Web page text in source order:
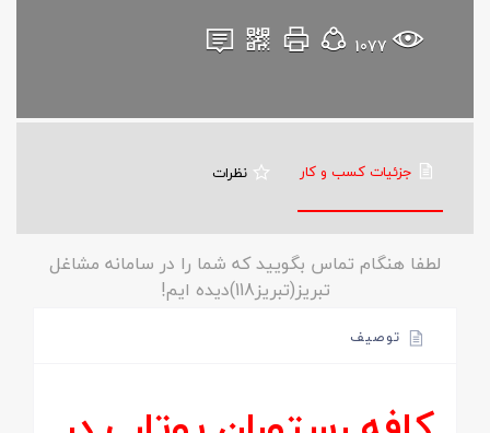
1077
جزئیات کسب و کار نظرات
لطفا هنگام تماس بگویید که شما را در سامانه مشاغل
تبریز(تبریز118)دیده ایم!
توصیف